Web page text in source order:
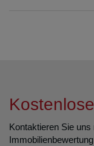
Kontaktieren Sie